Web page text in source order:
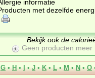
informatie
met dezelfde
Bekijk ook de
Geen producten meer
G • H • I • J • K • L • M • N • O